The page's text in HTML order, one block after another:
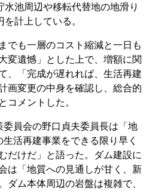
水池周辺や移転代替地の地滑り
計上している。
でも一層のコスト縮減と一日も
変遺憾」とした上で、増額に関
、「完成が遅れれば、生活再建
画変更の中身を確認し、総合的
コメントした。
員会の野口貞夫委員長は「地
活再建事業をできる限り早く
だけだ」と語った。ダム建設に
は「地質への見通しが甘く、新
ダム本体周辺の岩盤は複雑で、